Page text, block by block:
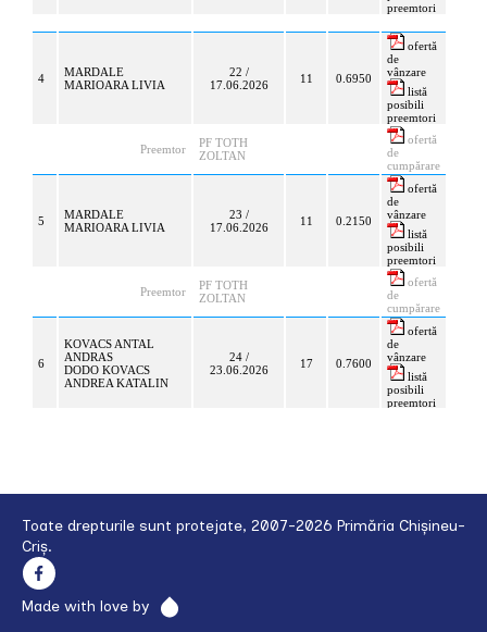
Toate drepturile sunt protejate, 2007-2026 Primăria Chișineu-
Criș.
Made with love by